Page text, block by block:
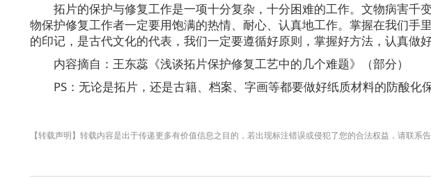
拓片的保护与修复工作是一项十分复杂，十分困难的工作。文物病害千
物保护修复工作者一定要用饱满的热情、耐心、认真地工作。掌握在我们手
的印记，是古代文化的代表，我们一定要遵循好原则，掌握好方法，认真做好
内容摘自：王东蕊《浅谈拓片保护修复工艺中的几个难题》（部分）
PS：无论是拓片，还是古籍、档案、字画等都要做好纸质材料的防酸化保
【转载声明】转载内容是出于传递更多有价值信息之目的，若出现标注错误或侵犯了您的合法权益，请联系